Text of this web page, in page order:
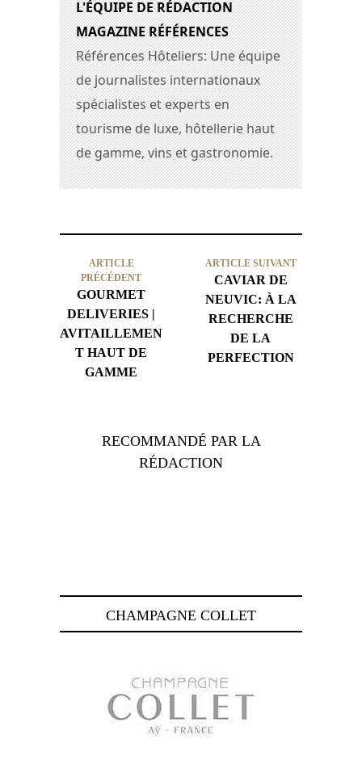
L'ÉQUIPE DE RÉDACTION
MAGAZINE RÉFÉRENCES
Références Hôteliers: Une équipe
de journalistes internationaux
spécialistes et experts en
tourisme de luxe, hôtellerie haut
de gamme, vins et gastronomie.
ARTICLE
PRÉCÉDENT
GOURMET
DELIVERIES |
AVITAILLEMEN
T HAUT DE
GAMME
ARTICLE SUIVANT
CAVIAR DE
NEUVIC: À LA
RECHERCHE
DE LA
PERFECTION
RECOMMANDÉ PAR LA
RÉDACTION
CHAMPAGNE COLLET